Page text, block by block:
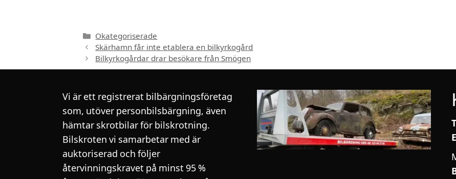
Kategorier
Okategoriserade
Skärhamn får inte etablera en bilkyrkogård
Bilkyrkogårdar drar besökare från Smögen
Vi är ett registrerat bilbärgningsföretag
som, utöver personbilsbärgning, även
hämtar skrotbilar för bilskrotning.
Bilskroten vi samarbetar med är
auktoriserad och följer
återvinningskravet på minst 95 %